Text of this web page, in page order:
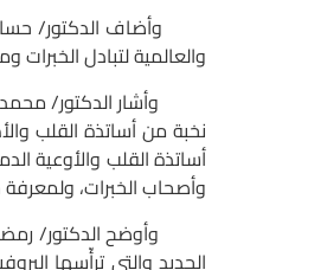
وأضاف الدكتور/ حسام
والعالمية لتبادل
وأشار الدكتور/ محمد
نخبة من أساتذة القلب
أساتذة القلب والأوعية
وأصحاب الخبرات،
وأوضح الدكتور/